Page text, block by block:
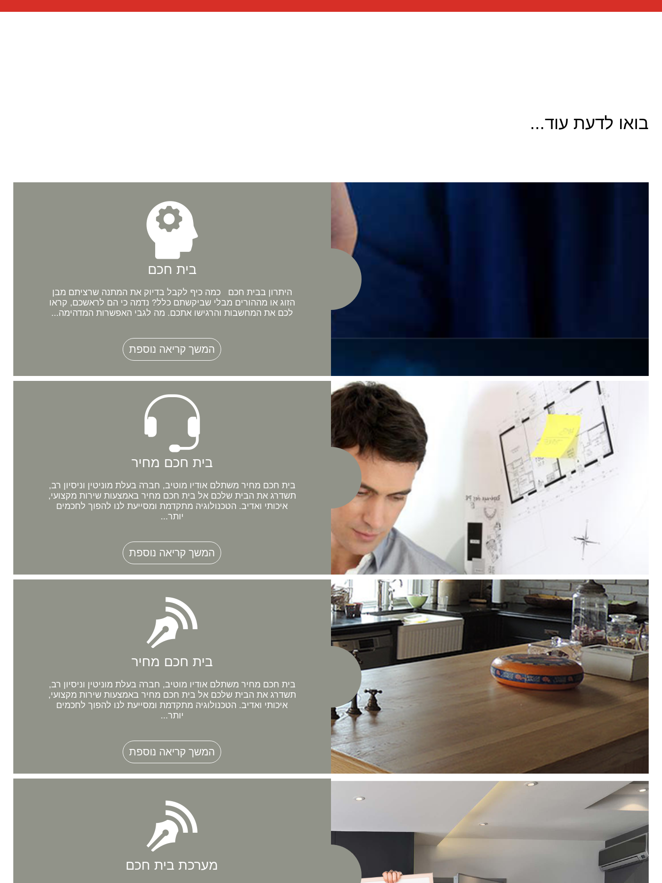
בואו לדעת עוד...
בית חכם
היתרון בבית חכם כמה כיף לקבל בדיוק את המתנה שרציתם מבן
הזוג או מההורים מבלי שביקשתם כלל? נדמה כי הם לראשכם, קראו
לכם את המחשבות והרגישו אתכם. מה לגבי האפשרות המדהימה...
המשך קריאה נוספת
בית חכם מחיר
בית חכם מחיר משתלם אודיו מוטיב, חברה בעלת מוניטין וניסיון רב,
תשדרג את הבית שלכם אל בית חכם מחיר באמצעות שירות מקצועי,
איכותי ואדיב. הטכנולוגיה מתקדמת ומסייעת לנו להפוך לחכמים
יותר...
המשך קריאה נוספת
בית חכם מחיר
בית חכם מחיר משתלם אודיו מוטיב, חברה בעלת מוניטין וניסיון רב,
תשדרג את הבית שלכם אל בית חכם מחיר באמצעות שירות מקצועי,
איכותי ואדיב. הטכנולוגיה מתקדמת ומסייעת לנו להפוך לחכמים
יותר...
המשך קריאה נוספת
מערכת בית חכם